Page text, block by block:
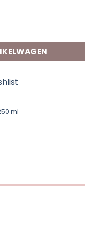
ml